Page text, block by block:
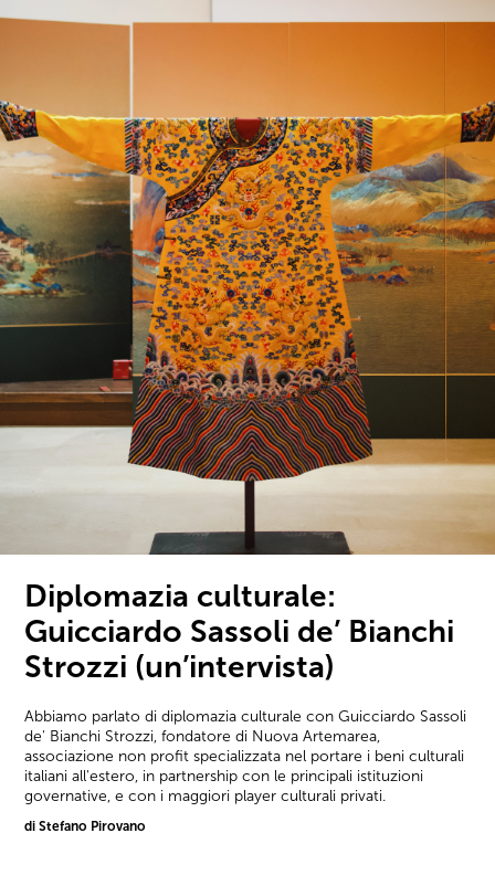
Diplomazia culturale:
Guicciardo Sassoli de’ Bianchi
Strozzi (un’intervista)
Abbiamo parlato di diplomazia culturale con Guicciardo Sassoli
de' Bianchi Strozzi, fondatore di Nuova Artemarea,
associazione non profit specializzata nel portare i beni culturali
italiani all'estero, in partnership con le principali istituzioni
governative, e con i maggiori player culturali privati.
di Stefano Pirovano